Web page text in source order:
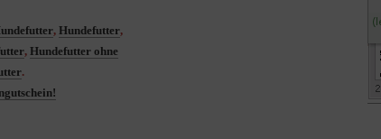
,Hundefutter,
, Hundefutter ohne
.